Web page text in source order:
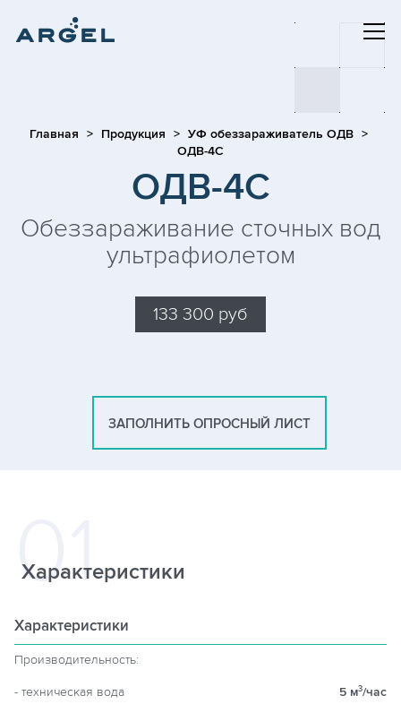
Главная Продукция
УФ обеззараживатель ОДВ
ОДВ-4С
ОДВ-4С
Обеззараживание сточных вод
ультрафиолетом
133 300 руб
ЗАПОЛНИТЬ ОПРОСНЫЙ ЛИСТ
Характеристики
Характеристики
Производительность:
- техническая вода 5 м3/час